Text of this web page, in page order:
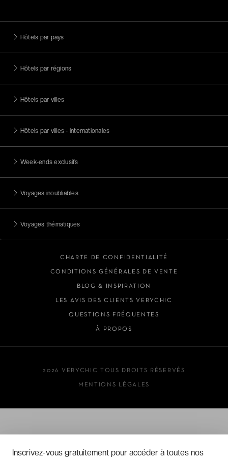
Hôtels par pays
Hôtels par régions
Hôtels par villes
Hôtels par villes - internationales
Week-ends exclusifs
Voyages inoubliables
Voyages thématiques
CHARTE DE CONFIDENTIALITÉ
CONDITIONS GÉNÉRALES DE VENTE
BLOG & INSPIRATION
LES AVIS DES CLIENTS VERYCHIC
QUESTIONS FRÉQUENTES
À PROPOS
2026 VERYCHIC TOUS DROITS RÉSERVÉS
MENTIONS LÉGALES
Inscrivez-vous gratuitement pour accéder à toutes nos